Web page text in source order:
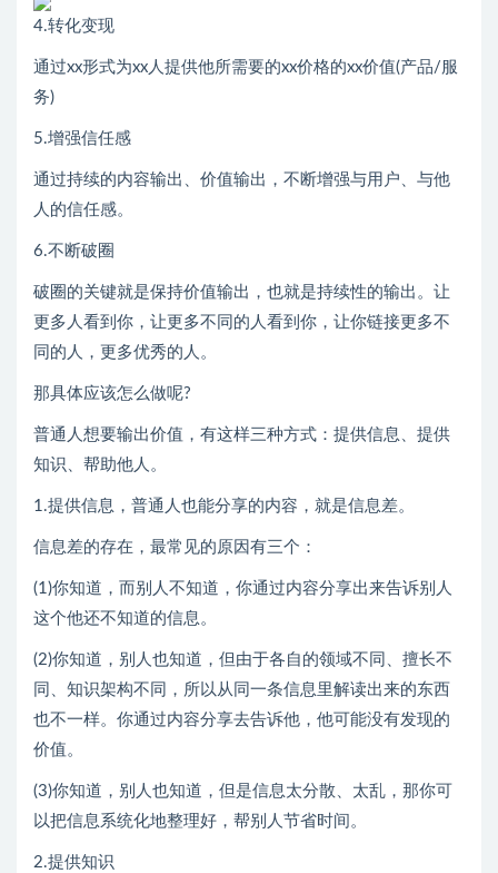
4.转化变现
通过xx形式为xx人提供他所需要的xx价格的xx价值(产品/服
务)
5.增强信任感
通过持续的内容输出、价值输出，不断增强与用户、与他
人的信任感。
6.不断破圈
破圈的关键就是保持价值输出，也就是持续性的输出。让
更多人看到你，让更多不同的人看到你，让你链接更多不
同的人，更多优秀的人。
那具体应该怎么做呢?
普通人想要输出价值，有这样三种方式：提供信息、提供
知识、帮助他人。
1.提供信息，普通人也能分享的内容，就是信息差。
信息差的存在，最常见的原因有三个：
(1)你知道，而别人不知道，你通过内容分享出来告诉别人
这个他还不知道的信息。
(2)你知道，别人也知道，但由于各自的领域不同、擅长不
同、知识架构不同，所以从同一条信息里解读出来的东西
也不一样。你通过内容分享去告诉他，他可能没有发现的
价值。
(3)你知道，别人也知道，但是信息太分散、太乱，那你可
以把信息系统化地整理好，帮别人节省时间。
2.提供知识